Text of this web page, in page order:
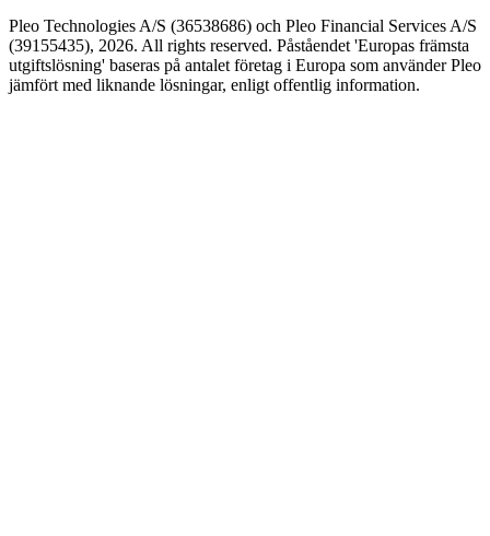
Pleo Technologies A/S (36538686) och Pleo Financial Services A/S
(39155435), 2026. All rights reserved. Påståendet 'Europas främsta
utgiftslösning' baseras på antalet företag i Europa som använder Pleo
jämfört med liknande lösningar, enligt offentlig information.